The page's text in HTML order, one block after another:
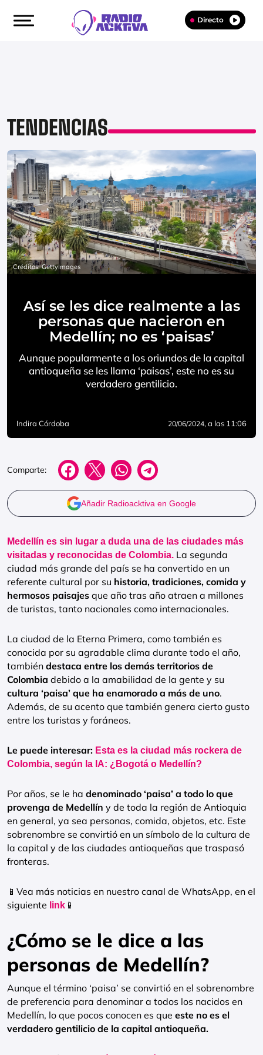
Directo
TENDENCIAS
Créditos: GettyImages
Así se les dice realmente a las
personas que nacieron en
Medellín; no es ‘paisas’
Aunque popularmente a los oriundos de la capital
antioqueña se les llama ‘paisas’, este no es su
verdadero gentilicio.
Indira Córdoba 20/06/2024, a las 11:06
Comparte:
Añadir Radioacktiva en Google
Medellín es sin lugar a duda una de las ciudades más
visitadas y reconocidas de Colombia. La segunda
ciudad más grande del país se ha convertido en un
referente cultural por su historia, tradiciones, comida y
hermosos paisajes que año tras año atraen a millones
de turistas, tanto nacionales como internacionales.
La ciudad de la Eterna Primera, como también es
conocida por su agradable clima durante todo el año,
también destaca entre los demás territorios de
Colombia debido a la amabilidad de la gente y su
cultura ‘paisa’ que ha enamorado a más de uno.
Además, de su acento que también genera cierto gusto
entre los turistas y foráneos.
Le puede interesar: Esta es la ciudad más rockera de
Colombia, según la IA: ¿Bogotá o Medellín?
Por años, se le ha denominado ‘paisa’ a todo lo que
provenga de Medellín y de toda la región de Antioquia
en general, ya sea personas, comida, objetos, etc. Este
sobrenombre se convirtió en un símbolo de la cultura de
la capital y de las ciudades antioqueñas que traspasó
fronteras.
📱Vea más noticias en nuestro canal de WhatsApp, en el
siguiente link 📱
¿Cómo se le dice a las
personas de Medellín?
Aunque el término ‘paisa’ se convirtió en el sobrenombre
de preferencia para denominar a todos los nacidos en
Medellín, lo que pocos conocen es que este no es el
verdadero gentilicio de la capital antioqueña.